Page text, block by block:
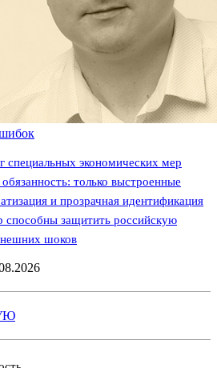
экономических мер
только выстроенные
и прозрачная идентификация
способны защитить российскую
шоков